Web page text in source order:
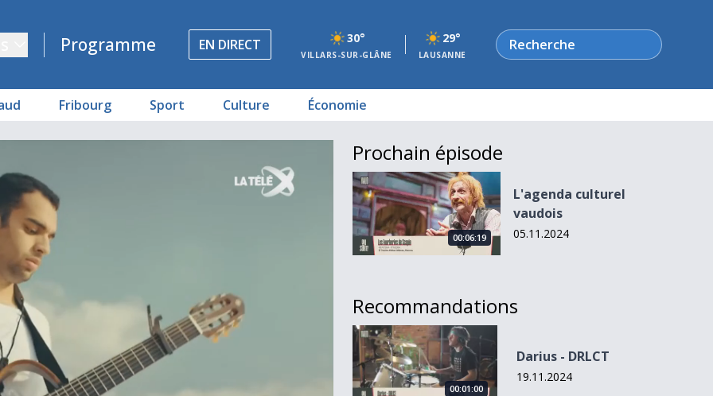
Programme EN DIRECT 30°
VILLARS-SUR-GLÂNE
29°
LAUSANNE
Rechercher
Fribourg Sport Culture Économie
Prochain épisode
L&#039;agenda culturel vaudois
00:06:19
L'agenda culturel
vaudois
05.11.2024
Recommandations
Darius - DRLCT
00:01:00
Darius - DRLCT
19.11.2024